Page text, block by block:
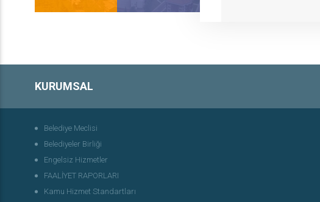
KURUMSAL
Belediye Meclisi
Belediyeler Birliği
Engelsiz Hizmetler
FAALİYET RAPORLARI
Kamu Hizmet Standartları